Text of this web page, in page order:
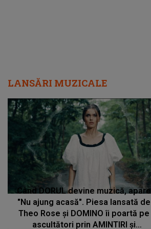
LANSĂRI MUZICALE
Când DORUL devine muzică, apare
"Nu ajung acasă". Piesa lansată de
Theo Rose și DOMINO îi poartă pe
ascultători prin AMINTIRI și